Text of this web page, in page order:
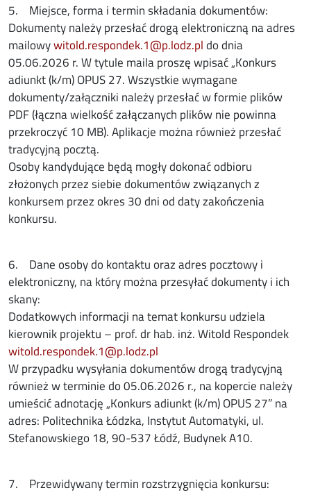
5. Miejsce, forma i termin składania dokumentów:
Dokumenty należy przesłać drogą elektroniczną na adres
mailowywitold.respondek.1@p.lodz.pldo dnia
05.06.2026 r. W tytule maila proszę wpisać „Konkurs
adiunkt (k/m) OPUS 27. Wszystkie wymagane
dokumenty/załączniki należy przesłać w formie plików
PDF (łączna wielkość załączanych plików nie powinna
przekroczyć 10 MB). Aplikacje można również przesłać
tradycyjną pocztą.
Osoby kandydujące będą mogły dokonać odbioru
złożonych przez siebie dokumentów związanych z
konkursem przez okres 30 dni od daty zakończenia
konkursu.
6. Dane osoby do kontaktu oraz adres pocztowy i
elektroniczny, na który można przesyłać dokumenty i ich
skany:
Dodatkowych informacji na temat konkursu udziela
kierownik projektu – prof. dr hab. inż. Witold Respondek
witold.respondek.1@p.lodz.pl
W przypadku wysyłania dokumentów drogą tradycyjną
również w terminie do 05.06.2026 r., na kopercie należy
umieścić adnotację „Konkurs adiunkt (k/m) OPUS 27” na
adres: Politechnika Łódzka, Instytut Automatyki, ul.
Stefanowskiego 18, 90-537 Łódź, Budynek A10.
7. Przewidywany termin rozstrzygnięcia konkursu: